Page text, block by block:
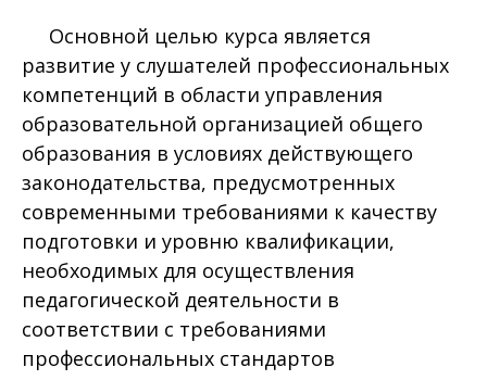
Основной целью курса является
развитие у слушателей профессиональных
компетенций в области управления
образовательной организацией общего
образования в условиях действующего
законодательства, предусмотренных
современными требованиями к качеству
подготовки и уровню квалификации,
необходимых для осуществления
педагогической деятельности в
соответствии с требованиями
профессиональных стандартов